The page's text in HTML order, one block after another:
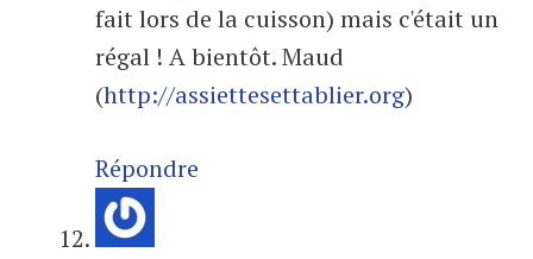
fait lors de la cuisson) mais c'était un
régal ! A bientôt. Maud
(http://assiettesettablier.org)
Répondre